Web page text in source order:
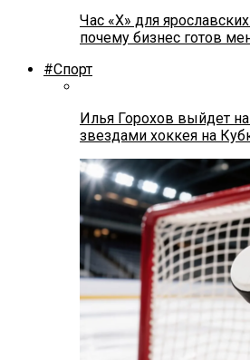
Час «Х» для
почему бизнес готов
#Спорт
Илья Горохов выйдет
звездами хоккея на